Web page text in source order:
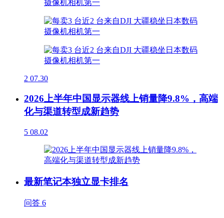
2 07.30
2026上半年中国显示器线上销量降9.8%，高端
化与渠道转型成新趋势
5 08.02
最新笔记本独立显卡排名
问答 6